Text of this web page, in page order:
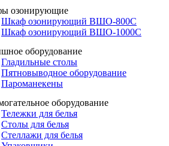
озонирующие
Шкаф озонирующий ВШО-800С
Шкаф озонирующий ВШО-1000С
оборудование
Гладильные столы
Пятновыводное оборудование
Пароманекены
оборудование
Тележки для белья
Столы для белья
Стеллажи для белья